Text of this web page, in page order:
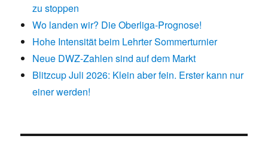
zu stoppen
Wo landen wir? Die Oberliga-Prognose!
Hohe Intensität beim Lehrter Sommerturnier
Neue DWZ-Zahlen sind auf dem Markt
Blitzcup Juli 2026: Klein aber fein. Erster kann nur
einer werden!